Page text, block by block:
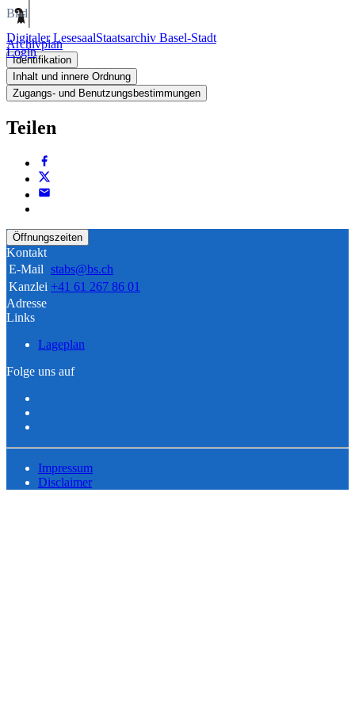
Digitaler LesesaalStaatsarchiv Basel-Stadt
Login
Bild
Archivplan
Identifikation
Inhalt und innere Ordnung
Zugangs- und Benutzungsbestimmungen
Teilen
Öffnungszeiten
Kontakt
E-Mail stabs@bs.ch
Kanzlei +41 61 267 86 01
Adresse
Links
Lageplan
Folge uns auf
Impressum
Disclaimer